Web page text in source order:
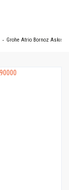
Grohe Atrio Bornoz Askısı -